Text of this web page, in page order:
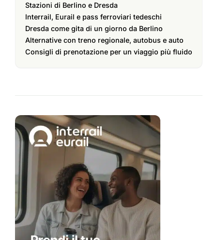
Stazioni di Berlino e Dresda
Interrail, Eurail e pass ferroviari tedeschi
Dresda come gita di un giorno da Berlino
Alternative con treno regionale, autobus e auto
Consigli di prenotazione per un viaggio più fluido